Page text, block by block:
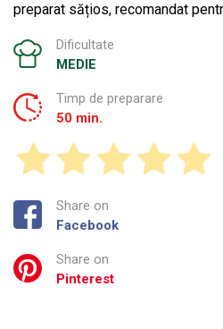
preparat sățios, recomandat
Dificultate
MEDIE
Timp de preparare
50 min.
Share on
Facebook
Share on
Pinterest